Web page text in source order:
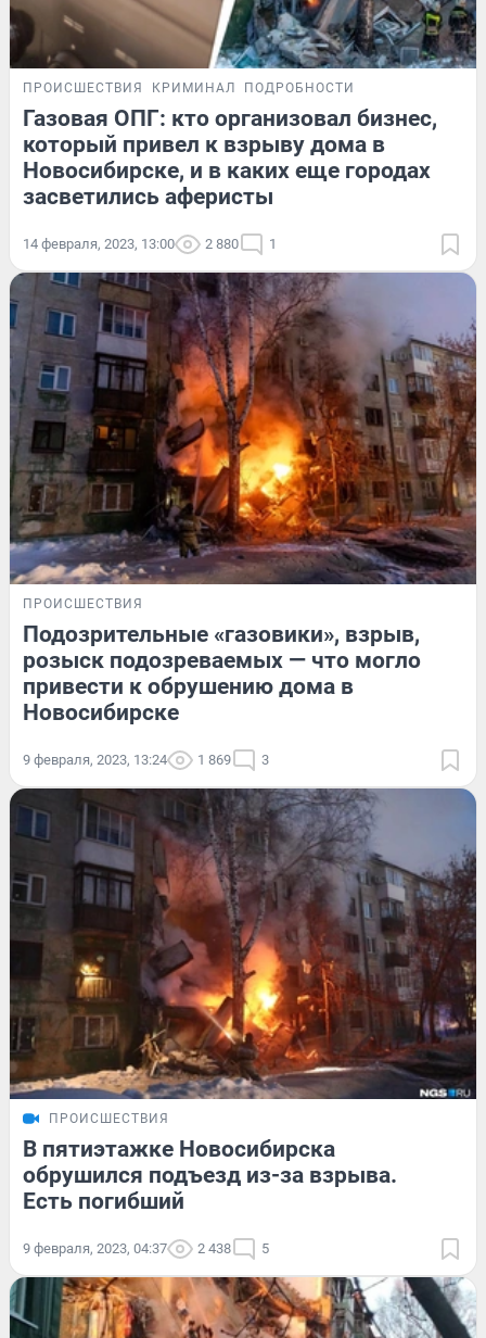
ПРОИСШЕСТВИЯ КРИМИНАЛ ПОДРОБНОСТИ
Газовая ОПГ: кто организовал бизнес,
который привел к взрыву дома в
Новосибирске, и в каких еще городах
засветились аферисты
14 февраля, 2023, 13:00 2 880 1
ПРОИСШЕСТВИЯ
Подозрительные «газовики», взрыв,
розыск подозреваемых — что могло
привести к обрушению дома в
Новосибирске
9 февраля, 2023, 13:24 1 869 3
ПРОИСШЕСТВИЯ
В пятиэтажке Новосибирска
обрушился подъезд из-за взрыва.
Есть погибший
9 февраля, 2023, 04:37 2 438 5